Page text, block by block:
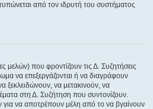
από τον ιδρυτή του συστήματος
μελών) που φροντίζουν τις Δ. Συζητήσεις
να επεξεργάζονται ή να διαγράφουν
ξεκλειδώνουν, να μετακινούν, να
στη Δ. Συζήτηση που συντονίζουν.
για να αποτρέπουν μέλη από το να βγαίνουν